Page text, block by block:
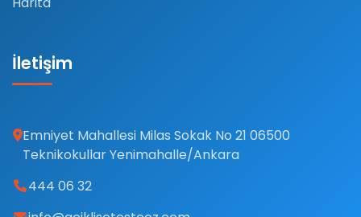
İletişim
Emniyet Mahallesi Milas Sokak No 21 06500
Teknikokullar Yenimahalle/Ankara
444 06 32